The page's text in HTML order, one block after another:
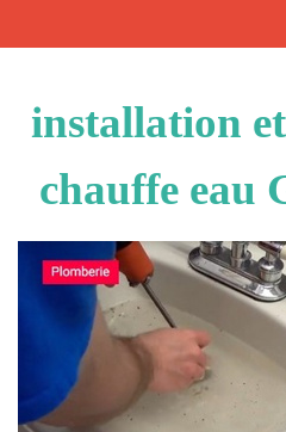
installation
chauffe eau